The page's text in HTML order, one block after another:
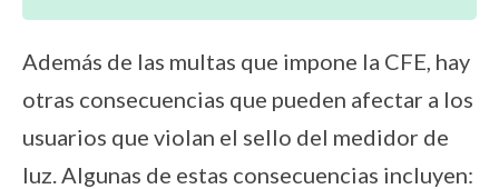
Además de las multas que impone la CFE, hay
otras consecuencias que pueden afectar a los
usuarios que violan el sello del medidor de
luz. Algunas de estas consecuencias incluyen: